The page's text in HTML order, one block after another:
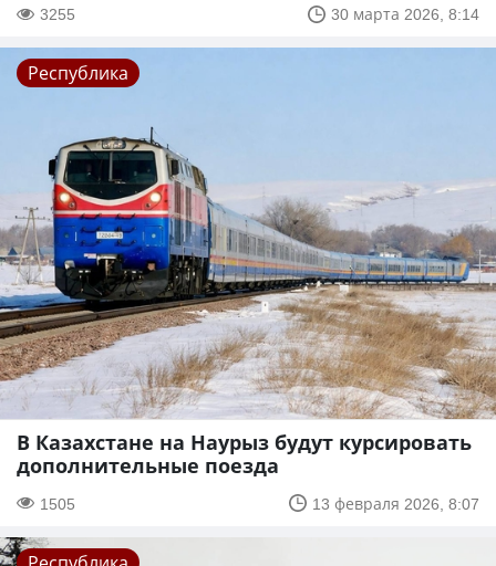
3255 30 марта 2026, 8:14
Республика
В Казахстане на Наурыз будут курсировать
дополнительные поезда
1505 13 февраля 2026, 8:07